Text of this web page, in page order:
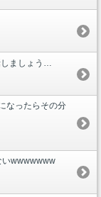
ましょう…
なったらその分
いwwwwwww